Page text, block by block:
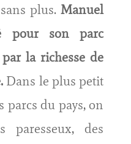
plus. Manuel
pour son parc
la richesse de
Dans le plus petit
parcs du pays, on
paresseux, des